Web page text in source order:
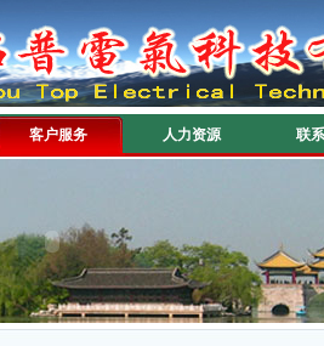
客户服务 人力资源 联